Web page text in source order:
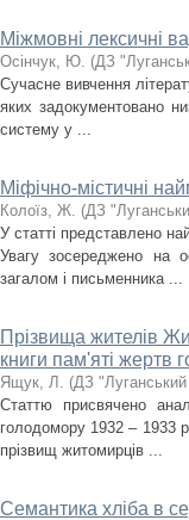
Міжмовні лексичні
Осінчук, Ю. (ДЗ
Сучасне вивчення
яких задокументовано
систему у ...
Міфічно-містичні
Колоїз, Ж. (ДЗ
У статті представлено
Увагу зосереджено на
загалом і письменника ...
Прізвища жителів
книги пам'яті жертв
Ящук, Л. (ДЗ "Луганський
Статтю присвячено
голодомору 1932 – 1933
прізвищ житомирців ...
Семантика хліба в